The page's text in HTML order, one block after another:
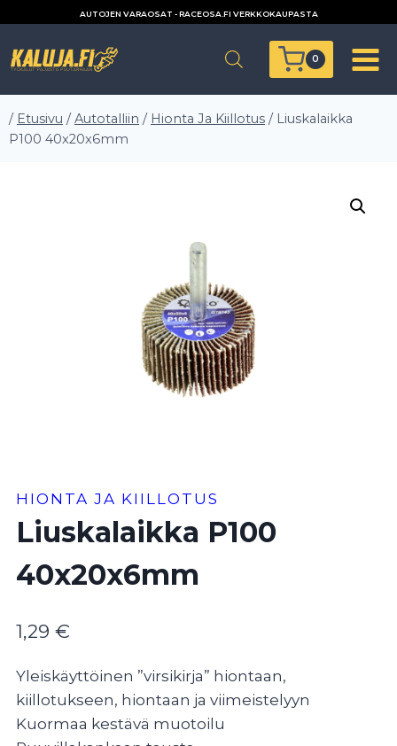
AUTOJEN VARAOSAT - RACEOSA.FI VERKKOKAUPASTA
0
/ Etusivu / Autotalliin / Hionta Ja Kiillotus / Liuskalaikka
P100 40x20x6mm
HIONTA JA KIILLOTUS
Liuskalaikka P100
40x20x6mm
1,29 €
Yleiskäyttöinen ”virsikirja” hiontaan,
kiillotukseen, hiontaan ja viimeistelyyn
Kuormaa kestävä muotoilu